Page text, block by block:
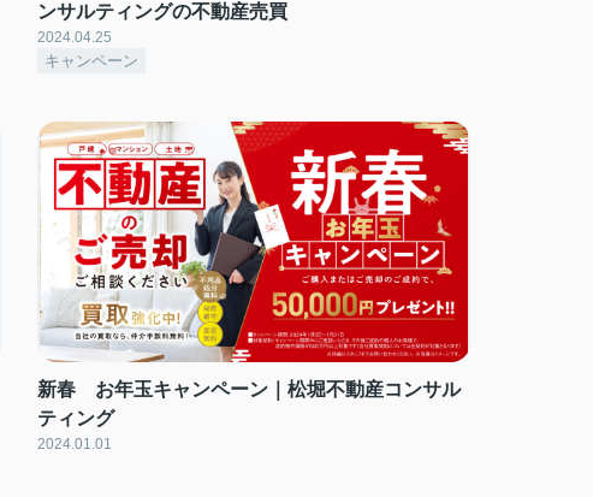
ンサルティングの不動産売買
2024.04.25
キャンペーン
新春 お年玉キャンペーン｜松堀不動産コンサル
ティング
2024.01.01